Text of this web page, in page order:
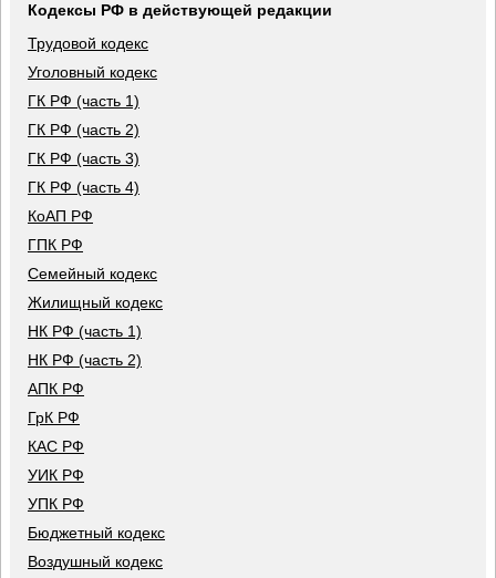
Кодексы РФ в действующей редакции
Трудовой кодекс
Уголовный кодекс
ГК РФ (часть 1)
ГК РФ (часть 2)
ГК РФ (часть 3)
ГК РФ (часть 4)
КоАП РФ
ГПК РФ
Семейный кодекс
Жилищный кодекс
НК РФ (часть 1)
НК РФ (часть 2)
АПК РФ
ГрК РФ
КАС РФ
УИК РФ
УПК РФ
Бюджетный кодекс
Воздушный кодекс